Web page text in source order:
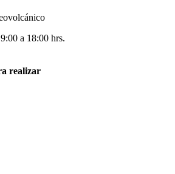
a 18:00 hrs.
realizar